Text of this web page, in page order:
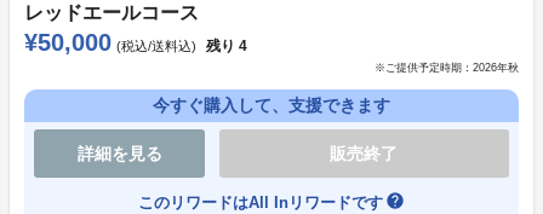
【ユーザー参加型の百合ゲーム】
あなたは主人公ではなく、ある登場人物に従う天使ちゃ
んとして主人公達を導く役。
お嬢様学校を舞台に、百合に導く天使として、主人公と
ヒロインを付き合うまで導いてください。
レッドエールコース
¥50,000 (税込/送料込) 残り 4
※ご提供予定時期： 2026年秋
今すぐ購入して、支援できます
詳細を見る 販売終了
このリワードはAll Inリワードです help